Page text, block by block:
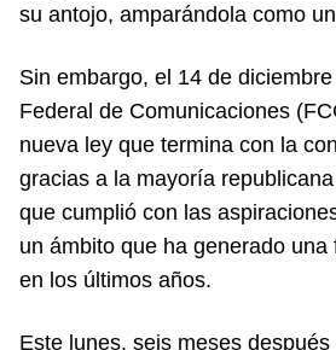
su antojo, amparándola como
Sin embargo, el 14 de
Federal de Comunicaciones
nueva ley que termina con la
gracias a la mayoría
que cumplió con las
un ámbito que ha generado una
en los últimos años.
Este lunes, seis meses